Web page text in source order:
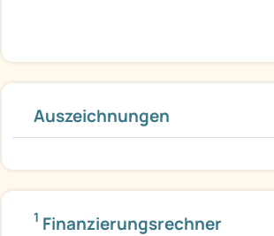
Auszeichnungen
1 Finanzierungsrechner